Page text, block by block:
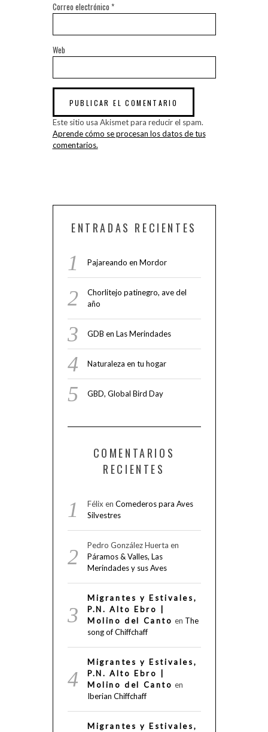
Correo electrónico *
Web
Este sitio usa Akismet para reducir el spam.
Aprende cómo se procesan los datos de tus
comentarios.
ENTRADAS RECIENTES
Pajareando en Mordor
Chorlitejo patinegro, ave del
año
GDB en Las Merindades
Naturaleza en tu hogar
GBD, Global Bird Day
COMENTARIOS
RECIENTES
Félix en Comederos para Aves
Silvestres
Pedro González Huerta en
Páramos & Valles, Las
Merindades y sus Aves
Migrantes y Estivales,
P.N. Alto Ebro |
Molino del Canto en The
song of Chiffchaff
Migrantes y Estivales,
P.N. Alto Ebro |
Molino del Canto en
Iberian Chiffchaff
Migrantes y Estivales,